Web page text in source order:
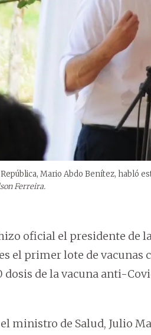
Mario Abdo Benítez, habló
Ferreira.
oficial el presidente de
el primer lote de vacunas
dosis de la vacuna anti-
ministro de Salud, Julio